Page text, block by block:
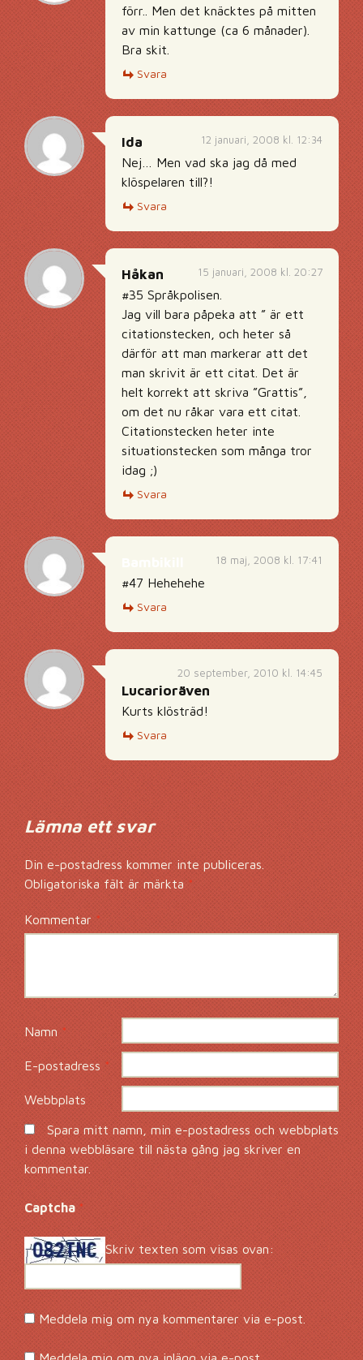
förr.. Men det knäcktes på mitten
av min kattunge (ca 6 månader).
Bra skit.
Svara
12 januari, 2008 kl. 12:34
Ida
Nej… Men vad ska jag då med
klöspelaren till?!
Svara
15 januari, 2008 kl. 20:27
Håkan
#35 Språkpolisen.
Jag vill bara påpeka att ” är ett
citationstecken, och heter så
därför att man markerar att det
man skrivit är ett citat. Det är
helt korrekt att skriva ”Grattis”,
om det nu råkar vara ett citat.
Citationstecken heter inte
situationstecken som många tror
idag ;)
Svara
18 maj, 2008 kl. 17:41
#47 Hehehehe
Svara
20 september, 2010 kl. 14:45
Lucarioräven
Kurts klösträd!
Svara
Lämna ett svar
Din e-postadress kommer inte publiceras.
Obligatoriska fält är märkta*
Kommentar *
Namn*
E-postadress *
Webbplats
Spara mitt namn, min e-postadress och webbplats
i denna webbläsare till nästa gång jag skriver en
kommentar.
Captcha*
Skriv texten som visas ovan:
Meddela mig om nya kommentarer via e-post.